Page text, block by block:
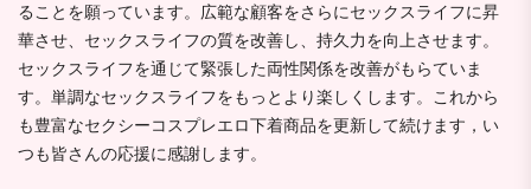
ることを願っています。広範な顧客をさらにセックスライフに昇
華させ、セックスライフの質を改善し、持久力を向上させます。
セックスライフを通じて緊張した両性関係を改善がもらていま
す。単調なセックスライフをもっとより楽しくします。これから
も豊富なセクシーコスプレエロ下着商品を更新して続けます，い
つも皆さんの応援に感謝します。